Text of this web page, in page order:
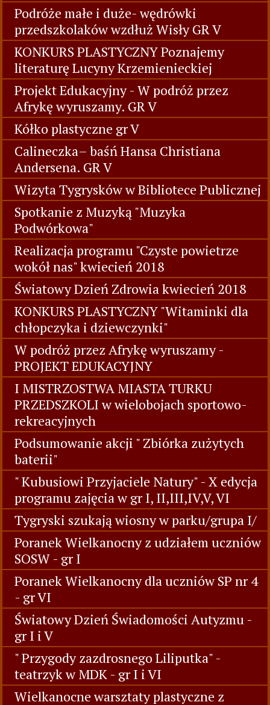
Podróże małe i duże- wędrówki
przedszkolaków wzdłuż Wisły GR V
KONKURS PLASTYCZNY Poznajemy
literaturę Lucyny Krzemienieckiej
Projekt Edukacyjny - W podróż przez
Afrykę wyruszamy. GR V
Kółko plastyczne gr V
Calineczka– baśń Hansa Christiana
Andersena. GR V
Wizyta Tygrysków w Bibliotece Publicznej
Spotkanie z Muzyką "Muzyka
Podwórkowa"
Realizacja programu "Czyste powietrze
wokół nas" kwiecień 2018
Światowy Dzień Zdrowia kwiecień 2018
KONKURS PLASTYCZNY "Witaminki dla
chłopczyka i dziewczynki"
W podróż przez Afrykę wyruszamy -
PROJEKT EDUKACYJNY
I MISTRZOSTWA MIASTA TURKU
PRZEDSZKOLI w wielobojach sportowo-
rekreacyjnych
Podsumowanie akcji " Zbiórka zużytych
baterii"
" Kubusiowi Przyjaciele Natury" - X edycja
programu zajęcia w gr I, II,III,IV,V, VI
Tygryski szukają wiosny w parku/grupa I/
Poranek Wielkanocny z udziałem uczniów
SOSW - gr I
Poranek Wielkanocny dla uczniów SP nr 4
- gr VI
Światowy Dzień Świadomości Autyzmu -
gr I i V
" Przygody zazdrosnego Liliputka" -
teatrzyk w MDK - gr I i VI
Wielkanocne warsztaty plastyczne z